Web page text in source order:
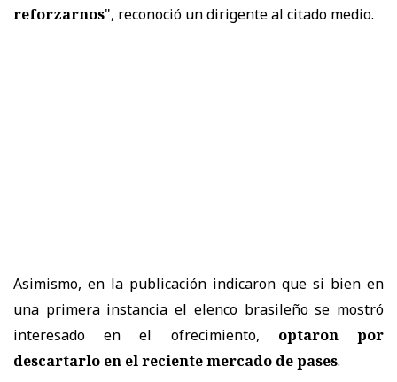
reforzarnos", reconoció un dirigente al citado medio.
Asimismo, en la publicación indicaron que si bien en
una primera instancia el elenco brasileño se mostró
interesado en el ofrecimiento, optaron por
descartarlo en el reciente mercado de pases.